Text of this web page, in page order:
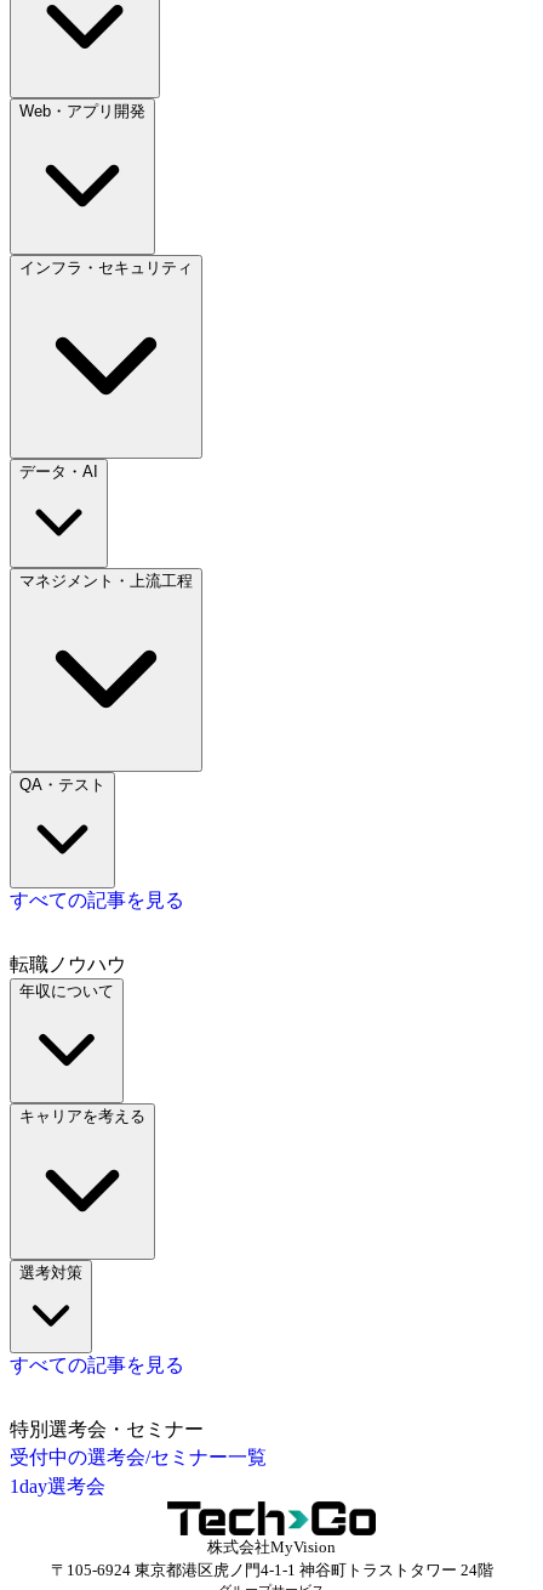
Web・アプリ開発
インフラ・セキュリティ
データ・AI
マネジメント・上流工程
QA・テスト
すべての記事を見る
転職ノウハウ
年収について
キャリアを考える
選考対策
すべての記事を見る
特別選考会・セミナー
受付中の選考会/セミナー一覧
1day選考会
株式会社MyVision
〒105-6924 東京都港区虎ノ門4-1-1 神谷町トラストタワー 24階